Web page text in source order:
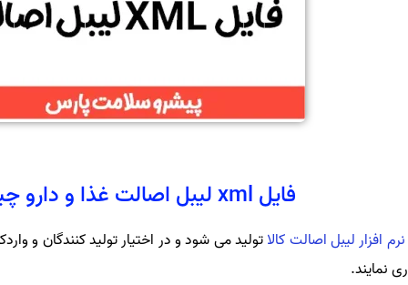
فایل xml لیبل اصالت غذا و دارو چیست؟
نرم افزار لیبل اصالت کالاتولید می شود و در اختیار تولید کنندگان و